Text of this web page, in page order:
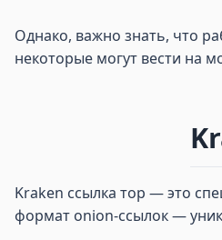
Однако, важно знать, что
некоторые могут вести на
Kraken ссылка тор — это
формат onion-ссылок —